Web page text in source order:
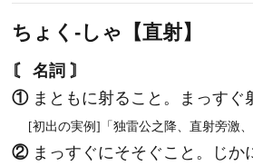
ちょく‐しゃ【直射】
〘 名詞 〙
①まともに射ること。まっすぐ
[初出の実例]「独雷公之降、直射旁激
②まっすぐにそそぐこと。じか